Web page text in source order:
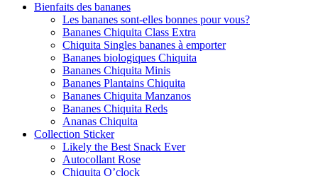
Bienfaits des bananes
Les bananes sont-elles bonnes pour vous?
Bananes Chiquita Class Extra
Chiquita Singles bananes à emporter
Bananes biologiques Chiquita
Bananes Chiquita Minis
Bananes Plantains Chiquita
Bananes Chiquita Manzanos
Bananes Chiquita Reds
Ananas Chiquita
Collection Sticker
Likely the Best Snack Ever
Autocollant Rose
Chiquita O’clock